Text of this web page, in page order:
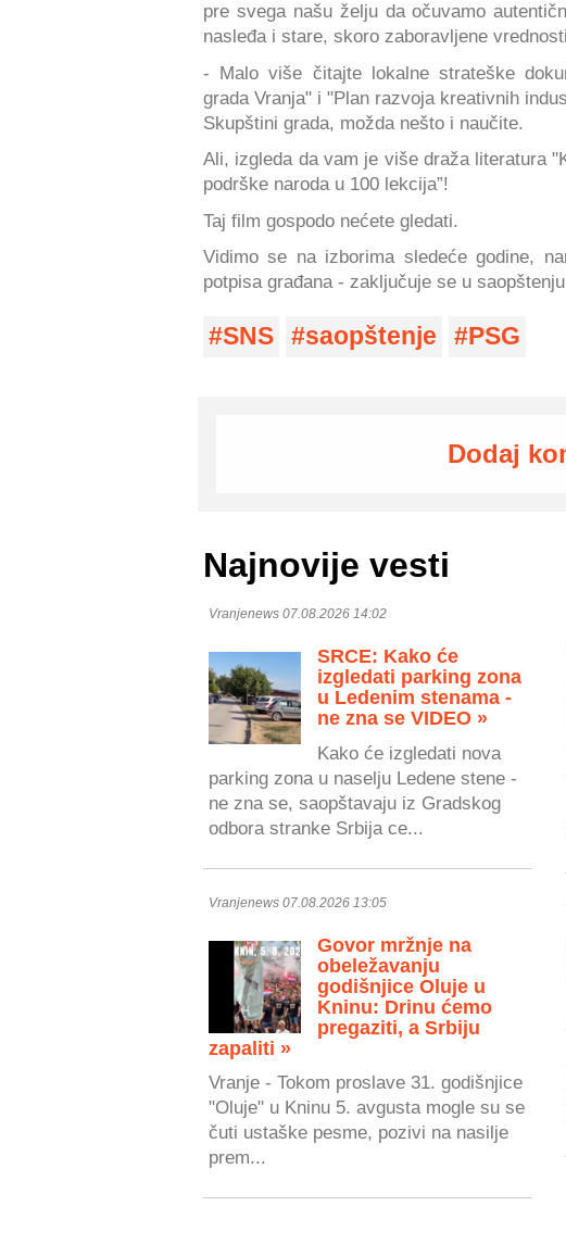
pre svega našu želju da očuvamo
nasleđa i stare, skoro zaboravljene
- Malo više čitajte lokalne strateške
grada Vranja" i "Plan razvoja kreativnih
Skupštini grada, možda nešto i naučite.
Ali, izgleda da vam je više draža literatura
podrške naroda u 100 lekcija”!
Taj film gospodo nećete gledati.
Vidimo se na izborima sledeće godine,
potpisa građana - zaključuje se u
SNS saopštenje PSG
Dodaj
Najnovije vesti
Vranjenews 07.08.2026 14:02
SRCE: Kako će
izgledati parking zona
u Ledenim stenama -
ne zna se VIDEO »
Kako će izgledati nova
parking zona u naselju Ledene stene -
ne zna se, saopštavaju iz Gradskog
odbora stranke Srbija ce...
Vranjenews 07.08.2026 13:05
Govor mržnje na
obeležavanju
godišnjice Oluje u
Kninu: Drinu ćemo
pregaziti, a Srbiju
zapaliti »
Vranje - Tokom proslave 31. godišnjice
"Oluje" u Kninu 5. avgusta mogle su se
čuti ustaške pesme, pozivi na nasilje
prem...